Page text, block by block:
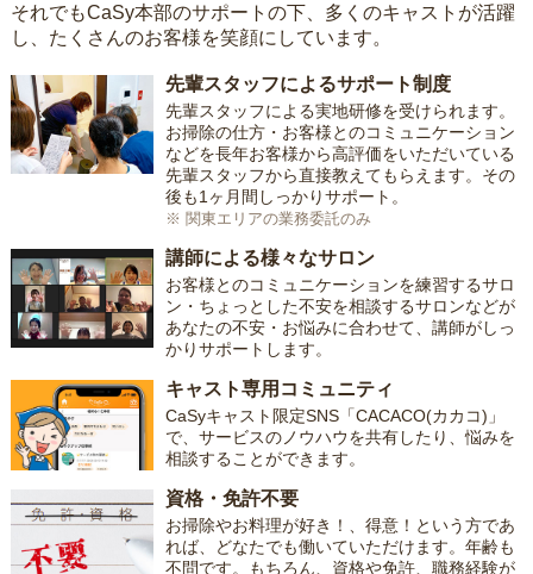
それでもCaSy本部のサポートの下、多くのキャストが活躍
し、たくさんのお客様を笑顔にしています。
先輩スタッフによるサポート制度
先輩スタッフによる実地研修を受けられます。
お掃除の仕方・お客様とのコミュニケーション
などを長年お客様から高評価をいただいている
先輩スタッフから直接教えてもらえます。その
後も1ヶ月間しっかりサポート。
※ 関東エリアの業務委託のみ
講師による様々なサロン
お客様とのコミュニケーションを練習するサロ
ン・ちょっとした不安を相談するサロンなどが
あなたの不安・お悩みに合わせて、講師がしっ
かりサポートします。
キャスト専用コミュニティ
CaSyキャスト限定SNS「CACACO(カカコ)」
で、サービスのノウハウを共有したり、悩みを
相談することができます。
資格・免許不要
お掃除やお料理が好き！、得意！という方であ
れば、どなたでも働いていただけます。年齢も
不問です。もちろん、資格や免許、職務経験が